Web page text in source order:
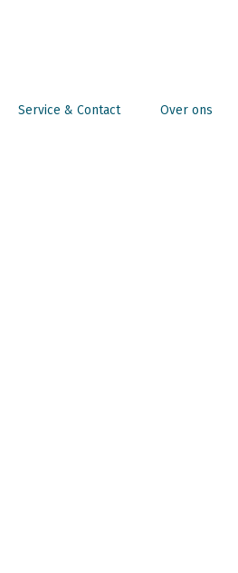
Service & Contact Over ons